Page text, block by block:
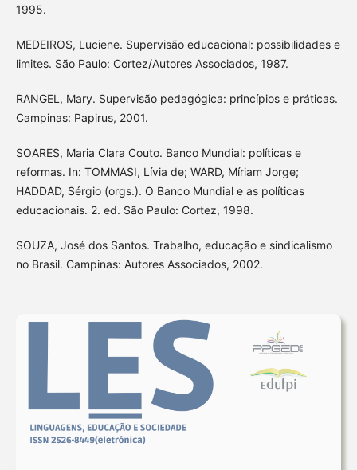
1995.
MEDEIROS, Luciene. Supervisão educacional: possibilidades e
limites. São Paulo: Cortez/Autores Associados, 1987.
RANGEL, Mary. Supervisão pedagógica: princípios e práticas.
Campinas: Papirus, 2001.
SOARES, Maria Clara Couto. Banco Mundial: políticas e
reformas. In: TOMMASI, Lívia de; WARD, Míriam Jorge;
HADDAD, Sérgio (orgs.). O Banco Mundial e as políticas
educacionais. 2. ed. São Paulo: Cortez, 1998.
SOUZA, José dos Santos. Trabalho, educação e sindicalismo
no Brasil. Campinas: Autores Associados, 2002.